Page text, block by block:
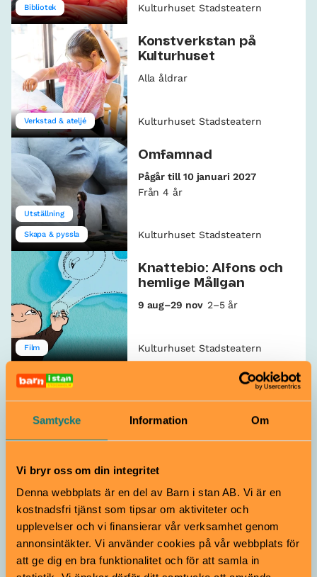
Samtycke Information Om
Vi bryr oss om din integritet
Denna webbplats är en del av Barn i stan AB. Vi är en
kostnadsfri tjänst som tipsar om aktiviteter och
upplevelser och vi finansierar vår verksamhet genom
annonsintäkter. Vi använder cookies på vår webbplats för
att ge dig en bra funktionalitet och för att samla in
Bibliotek Kulturhuset Stadsteatern
Verkstad & ateljé
Konstverkstan på
Kulturhuset
Alla åldrar
Kulturhuset Stadsteatern
Utställning
Skapa & pyssla
Omfamnad
Pågår till 10 januari 2027
Från 4 år
Kulturhuset Stadsteatern
Film
Knattebio: Alfons och
hemlige Mållgan
9 aug–29 nov 2–5 år
Kulturhuset Stadsteatern
Teater
Marionetteatern spelar
Kulturhuset Stadsteatern
Biblioteket Rum för
Barn
Gratis
0–9 år